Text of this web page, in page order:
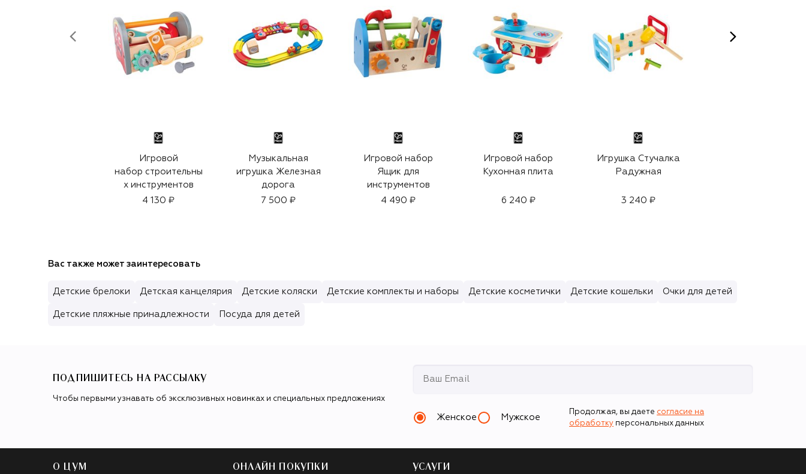
Игровой
набор строительны
х инструментов
4 130 ₽
Музыкальная
игрушка Железная
дорога
7 500 ₽
Игровой набор
Ящик для
инструментов
4 490 ₽
Игровой набор
Кухонная плита
6 240 ₽
Игрушка Стучалка
Радужная
3 240 ₽
Вас также может заинтересовать
Детские брелоки Детская канцелярия Детские коляски Детские комплекты и наборы Детские косметички Детские кошельки Очки для детей
Детские пляжные принадлежности Посуда для детей
ПОДПИШИТЕСЬ НА РАССЫЛКУ
Чтобы первыми узнавать об эксклюзивных новинках и специальных предложениях
Женское Мужское
Продолжая, вы даете согласие на
обработку персональных данных
О ЦУМ ОНЛАЙН ПОКУПКИ УСЛУГИ